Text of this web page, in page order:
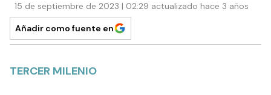
15 de septiembre de 2023 | 02:29 actualizado hace 3 años
Añadir como fuente en
TERCER MILENIO